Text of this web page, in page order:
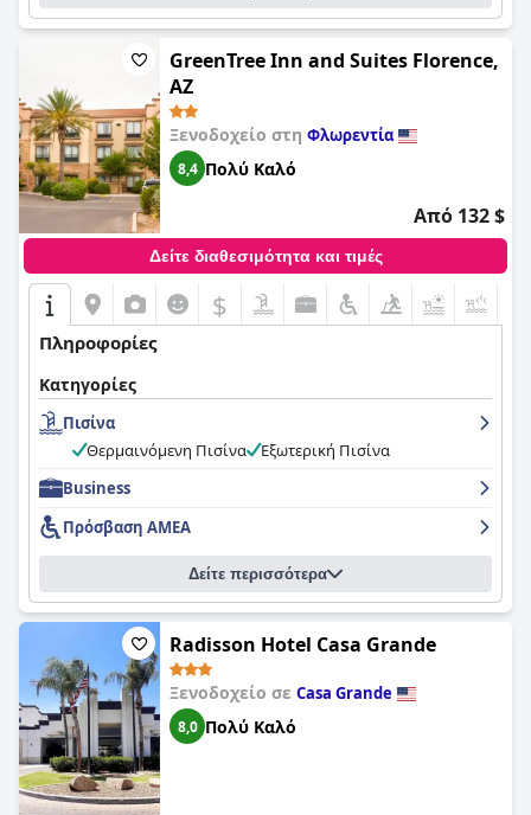
GreenTree Inn and Suites Florence,
AZ
Ξενοδοχείο στη Φλωρεντία
8,4 Πολύ Καλό
Από 132 $
Δείτε διαθεσιμότητα και τιμές
$
Πληροφορίες
Κατηγορίες
Πισίνα
Θερμαινόμενη Πισίνα
Εξωτερική Πισίνα
Business
Πρόσβαση ΑΜΕΑ
Δείτε περισσότερα
Radisson Hotel Casa Grande
Ξενοδοχείο σε Casa Grande
8,0 Πολύ Καλό